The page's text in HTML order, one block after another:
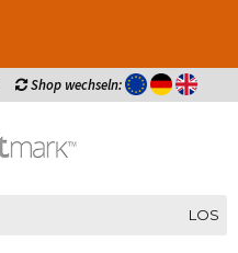
Shop wechseln:
LOS